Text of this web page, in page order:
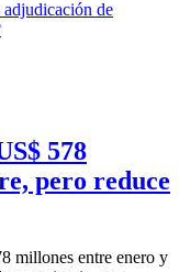
578
pero reduce
millones entre enero y